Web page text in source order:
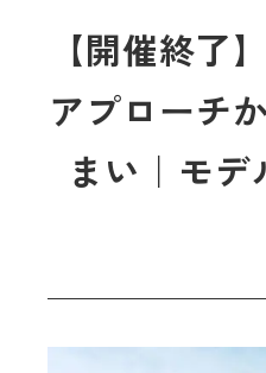
【開催終了
アプローチ
まい｜モ